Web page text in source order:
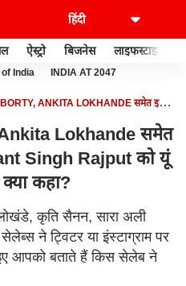
ऐस्ट्रो बिजनेस लाइफस्टाइल
of India INDIA AT 2047
ANKITA LOKHANDE समेत इन
Lokhande समेत
Singh Rajput को यूं
कहा?
कृति सैनन, सारा अली
ने ट्विटर या इंस्टाग्राम पर
आपको बताते हैं किस सेलेब ने